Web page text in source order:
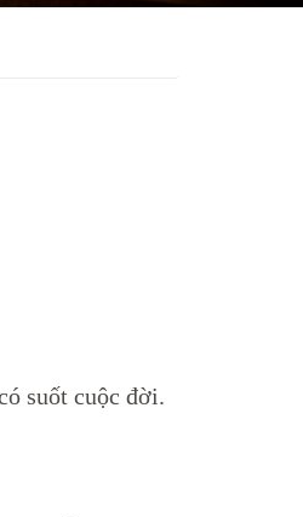
suốt cuộc đời.